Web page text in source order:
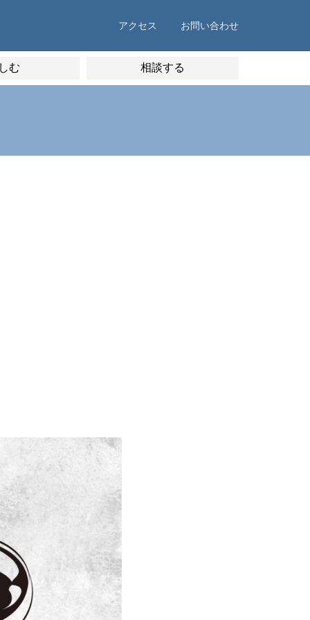
アクセス お問い合わせ
む 相談する